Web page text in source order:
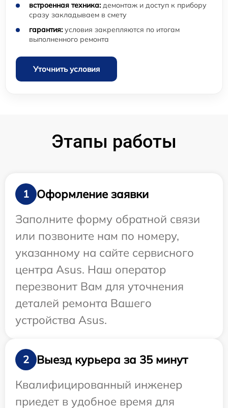
встроенная техника: демонтаж и доступ к прибору
сразу закладываем в смету
гарантия: условия закрепляются по итогам
выполненного ремонта
Уточнить условия
Этапы работы
1
Оформление заявки
Заполните форму обратной связи
или позвоните нам по номеру,
указанному на сайте сервисного
центра Asus. Наш оператор
перезвонит Вам для уточнения
деталей ремонта Вашего
устройства Asus.
2
Выезд курьера за 35 минут
Квалифицированный инженер
приедет в удобное время для